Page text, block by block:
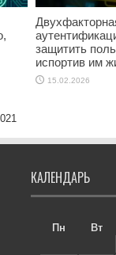
защитить
испортив им
15.02.2026
КАЛЕНДАРЬ
Пн
Вт